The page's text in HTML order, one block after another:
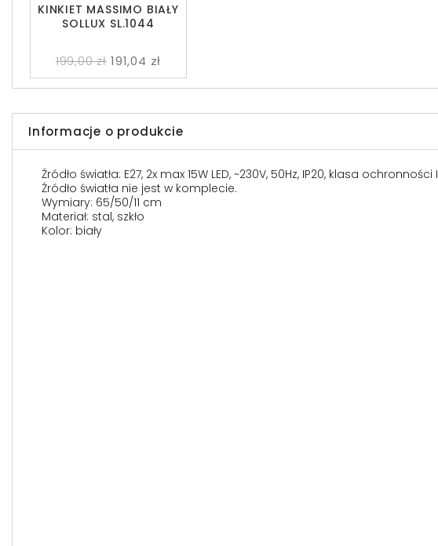
KINKIET MASSIMO BIAŁY
SOLLUX SL.1044
199,00 zł 191,04 zł
Informacje o produkcie
Źródło światła: E27, 2x max 15W LED, ~230V, 50Hz, IP20, klasa ochronności I
Źródło światła nie jest w komplecie.
Wymiary: 65/50/11 cm
Materiał: stal, szkło
Kolor: biały